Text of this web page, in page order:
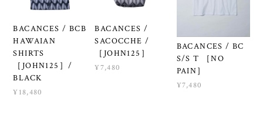
BACANCES / BCB
HAWAIAN
SHIRTS
［JOHN125］/
BLACK
¥18,480
BACANCES /
SACOCCHE /
［JOHN125］
¥7,480
BACANCES / BC
S/S T ［NO
PAIN］
¥7,480